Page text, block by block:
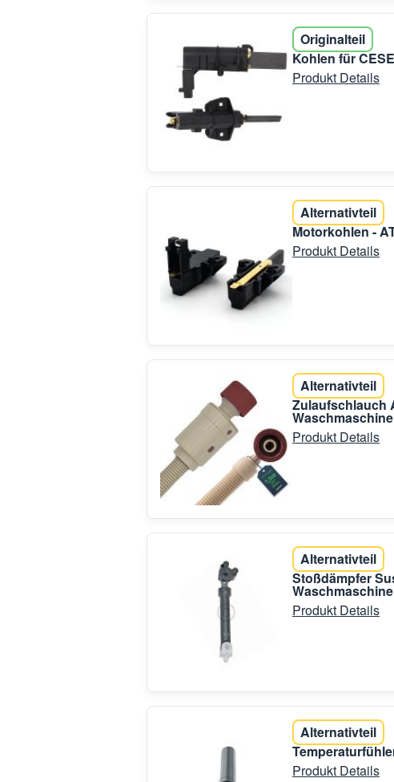
Originalteil
Kohlen für
Produkt Details
Alternativteil
Motorkohlen -
Produkt Details
Alternativteil
Zulaufschlauch
Produkt Details
Alternativteil
Stoßdämpfer
Waschmaschine
Produkt Details
Alternativteil
Produkt Details